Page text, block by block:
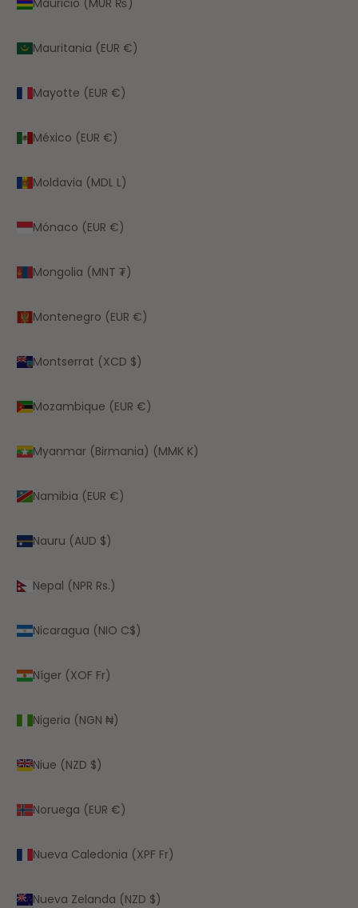
Mauritania (EUR €)
Mayotte (EUR €)
México (EUR €)
Moldavia (MDL L)
Mónaco (EUR €)
Mongolia (MNT ₮)
Montenegro (EUR €)
Montserrat (XCD $)
Mozambique (EUR €)
Myanmar (Birmania) (MMK K)
Namibia (EUR €)
Nauru (AUD $)
Nepal (NPR Rs.)
Nicaragua (NIO C$)
Níger (XOF Fr)
Nigeria (NGN ₦)
Niue (NZD $)
Noruega (EUR €)
Nueva Caledonia (XPF Fr)
Nueva Zelanda (NZD $)